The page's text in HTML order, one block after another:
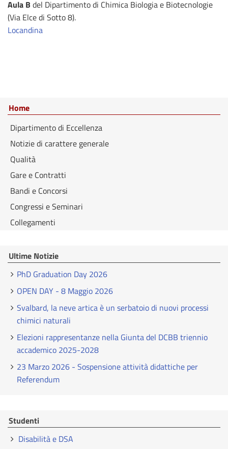
Aula B del Dipartimento di Chimica Biologia e Biotecnologie
(Via Elce di Sotto 8).
Locandina
Home
Dipartimento di Eccellenza
Notizie di carattere generale
Qualità
Gare e Contratti
Bandi e Concorsi
Congressi e Seminari
Collegamenti
Ultime Notizie
PhD Graduation Day 2026
OPEN DAY - 8 Maggio 2026
Svalbard, la neve artica è un serbatoio di nuovi processi
chimici naturali
Elezioni rappresentanze nella Giunta del DCBB triennio
accademico 2025-2028
23 Marzo 2026 - Sospensione attività didattiche per
Referendum
Studenti
Disabilità e DSA